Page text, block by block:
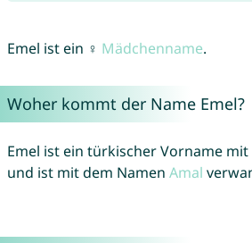
Emel ist ein ♀ Mädchenname.
Woher kommt der Name Emel?
Emel ist ein türkischer Vorname
und ist mit dem Namen Amal